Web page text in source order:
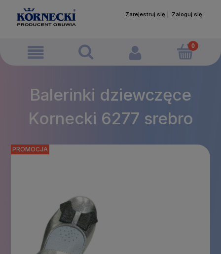
Zarejestruj się Zaloguj się
Balerinki dziewczęce
Kornecki 6277 srebro
PROMOCJA